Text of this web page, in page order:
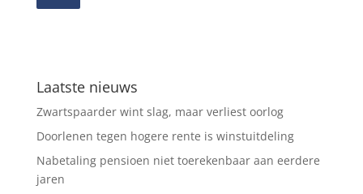
Laatste nieuws
Zwartspaarder wint slag, maar verliest oorlog
Doorlenen tegen hogere rente is winstuitdeling
Nabetaling pensioen niet toerekenbaar aan eerdere
jaren